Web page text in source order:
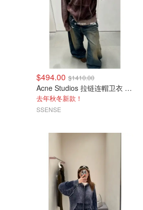
$494.00 $1410.00
Acne Studios 拉链连帽卫衣 酒红色
去年秋冬新款！
SSENSE